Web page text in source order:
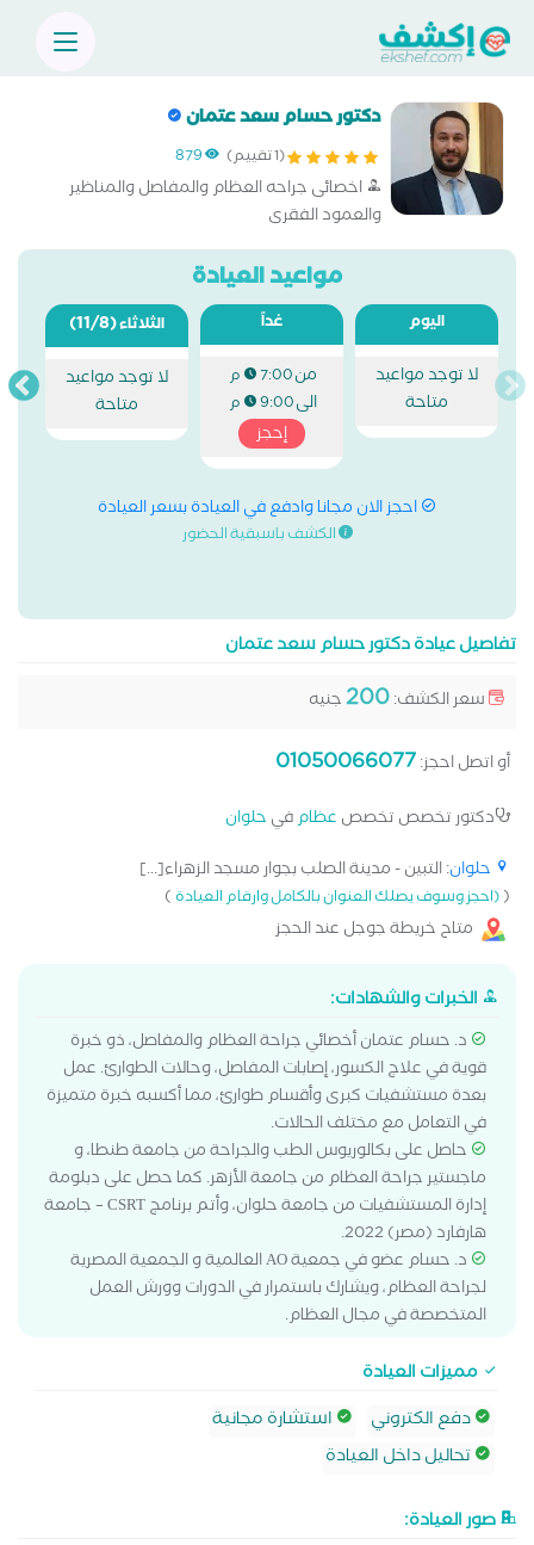
دكتور حسام سعد عتمان
(1 تقييم) 879
اخصائى جراحه العظام والمفاصل والمناظير
والعمود الفقرى
مواعيد العيادة
اليوم
لا توجد مواعيد
متاحة
غداً
من7:00 م
الى9:00 م
إحجز
الثلاثاء(11/8)
لا توجد مواعيد
متاحة
احجز الان مجانا وادفع في العيادة بسعر العيادة
الكشف باسبقية الحضور
تفاصيل عيادة دكتور حسام سعد عتمان
سعر الكشف:200جنيه
أو اتصل احجز:01050066077
دكتور تخصص تخصص عظامفي حلوان
حلوان: التبين - مدينة الصلب بجوار مسجد الزهراء[...]
((احجز وسوف يصلك العنوان بالكامل وارقام العيادة)
متاح خريطة جوجل عند الحجز
الخبرات والشهادات:
د. حسام عتمان أخصائي جراحة العظام والمفاصل، ذو خبرة
قوية في علاج الكسور، إصابات المفاصل، وحالات الطوارئ. عمل
بعدة مستشفيات كبرى وأقسام طوارئ، مما أكسبه خبرة متميزة
في التعامل مع مختلف الحالات.
حاصل على بكالوريوس الطب والجراحة من جامعة طنطا، و
ماجستير جراحة العظام من جامعة الأزهر. كما حصل على دبلومة
إدارة المستشفيات من جامعة حلوان، وأتم برنامج CSRT – جامعة
هارفارد (مصر) 2022.
د. حسام عضو في جمعية AO العالمية و الجمعية المصرية
لجراحة العظام، ويشارك باستمرار في الدورات وورش العمل
المتخصصة في مجال العظام.
مميزات العيادة
دفع الكتروني
استشارة مجانية
تحاليل داخل العيادة
صور العيادة: